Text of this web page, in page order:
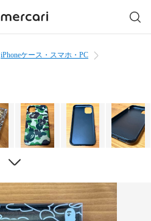
iPhoneケース・スマホ・PC